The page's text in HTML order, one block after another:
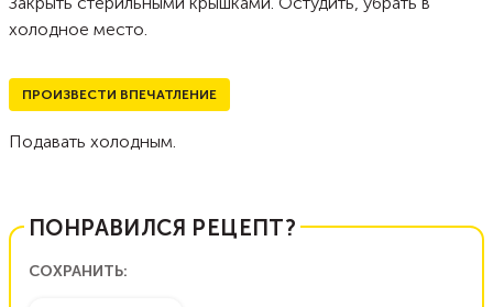
холодное место.
ПРОИЗВЕСТИ ВПЕЧАТЛЕНИЕ
Подавать холодным.
ПОНРАВИЛСЯ РЕЦЕПТ?
СОХРАНИТЬ: